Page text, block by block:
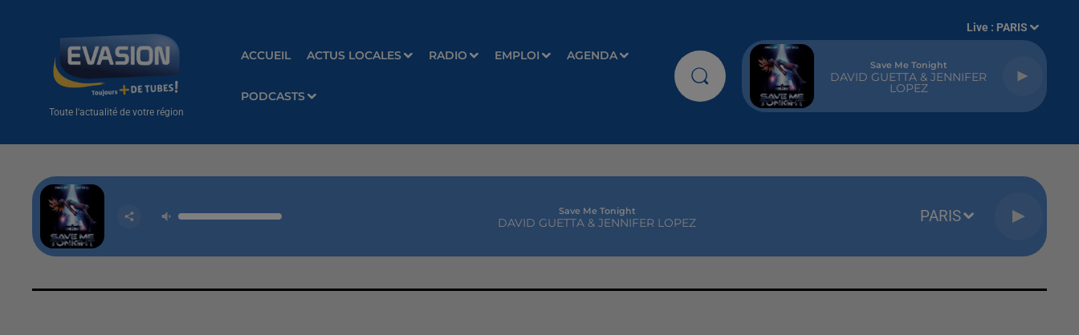
Toute l'actualité de votre région
ACCUEIL ACTUS LOCALES RADIO EMPLOI AGENDA
PODCASTS
Live : PARIS
Save Me Tonight
DAVID GUETTA & JENNIFER
LOPEZ
Save Me Tonight
DAVID GUETTA & JENNIFER LOPEZ PARIS